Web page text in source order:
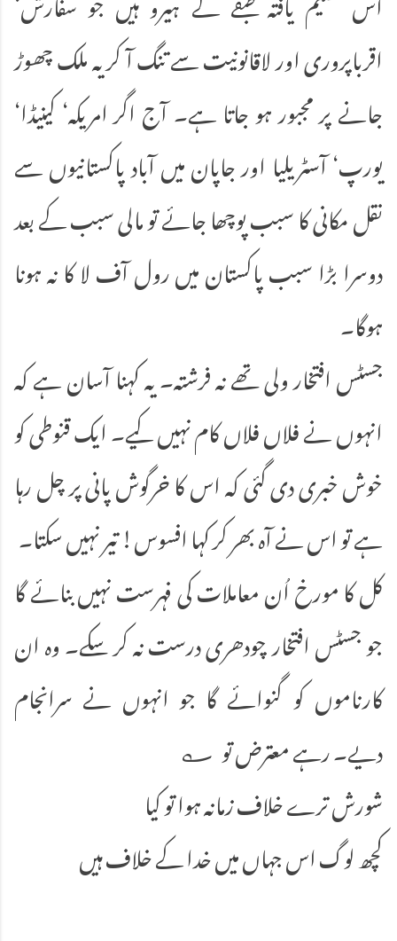
اقرباپروری اور لاقانونیت سے تنگ آ کر یہ ملک چھوڑ
جانے پر مجبور ہو جاتا ہے۔ آج اگر امریکہ‘ کینیڈا‘
یورپ‘ آسٹریلیا اور جاپان میں آباد پاکستانیوں سے
نقل مکانی کا سبب پوچھا جائے تو مالی سبب کے بعد
دوسرا بڑا سبب پاکستان میں رول آف لا کا نہ ہونا
ہوگا۔
جسٹس افتخار ولی تھے نہ فرشتہ۔ یہ کہنا آسان ہے کہ
انہوں نے فلاں فلاں کام نہیں کیے۔ ایک قنوطی کو
خوش خبری دی گئی کہ اس کا خرگوش پانی پر چل رہا
ہے تو اس نے آہ بھر کر کہا افسوس! تیر نہیں سکتا۔
کل کا مورخ اُن معاملات کی فہرست نہیں بنائے گا
جو جسٹس افتخار چودھری درست نہ کر سکے۔ وہ ان
کارناموں کو گنوائے گا جو انہوں نے سرانجام
دیے۔ رہے معترض تو ؎
شورش ترے خلاف زمانہ ہوا تو کیا
کچھ لوگ اس جہاں میں خدا کے خلاف ہیں